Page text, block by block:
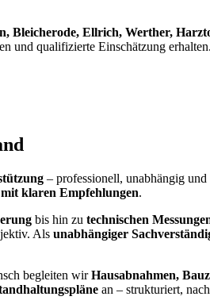
Bleicherode, Ellrich, Werther,
und qualifizierte Einschätzung erhalten.
– professionell, unabhängig
klaren Empfehlungen.
bis hin zu technischen
Als unabhängiger
begleiten wirHausabnahmen,
an – strukturiert,